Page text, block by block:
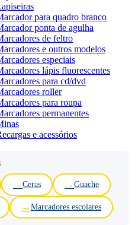
para quadro branco
ponta de agulha
de feltro
e outros modelos
especiais
lápis fluorescentes
para cd/dvd
roller
para roupa
permanentes
e acessórios
Ceras Guache
Marcadores escolares